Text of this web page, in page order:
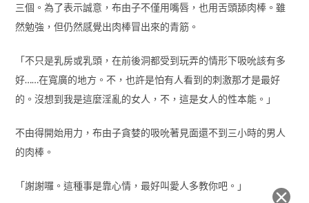
三個。為了表示誠意，布由子不僅用嘴唇，也用舌頭舔肉棒。雖
然勉強，但仍然感覺出肉棒冒出來的青筋。
「不只是乳房或乳頭，在前後洞都受到玩弄的情形下吸吮該有多
好……在寬廣的地方。不，也許是怕有人看到的刺激那才是最好
的。沒想到我是這麼淫亂的女人，不，這是女人的性本能。」
不由得開始用力，布由子貪婪的吸吮著見面還不到三小時的男人
的肉棒。
「謝謝囉。這種事是靠心情，最好叫愛人多教你吧。」